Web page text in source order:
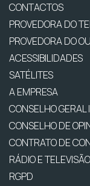
CONTACTOS
PROVEDORA DO
PROVEDORA DO
ACESSIBILIDADES
SATÉLITES
A EMPRESA
CONSELHO
CONSELHO DE
CONTRATO DE
RÁDIO E TELEVISÃO
RGPD